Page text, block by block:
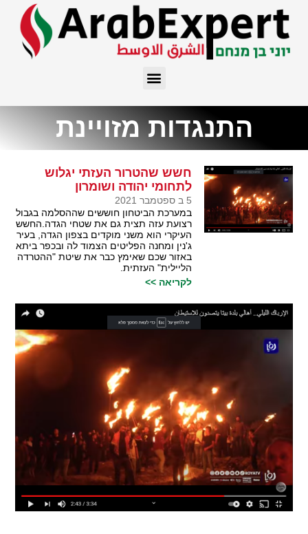
התנגדות מזויינת
חשש שהטרור העזתי יגלוש
לתחומי יהודה ושומרון
5 ב ספטמבר 2021
במערכת הביטחון חוששים שההסלמה בגבול
רצועת עזה תצית גם את שטחי הגדה.החשש
העיקרי הוא משני מוקדים בצפון הגדה, בעיר
ג'נין ומחנה הפליטים הצמוד לה ובכפר ביתא
באזור שכם שאימץ כבר את שיטת "ההטרדה
הליילית" העזתית.
לקריאה >>